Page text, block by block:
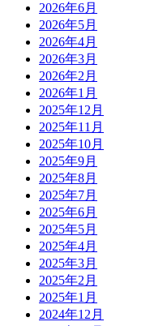
2026年6月
2026年5月
2026年4月
2026年3月
2026年2月
2026年1月
2025年12月
2025年11月
2025年10月
2025年9月
2025年8月
2025年7月
2025年6月
2025年5月
2025年4月
2025年3月
2025年2月
2025年1月
2024年12月